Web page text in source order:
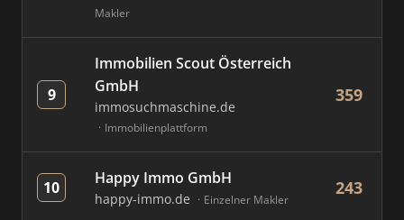
Makler
9
Immobilien Scout Österreich
GmbH
immosuchmaschine.de
Immobilienplattform
359
10 Happy Immo GmbH
happy-immo.de Einzelner Makler
243